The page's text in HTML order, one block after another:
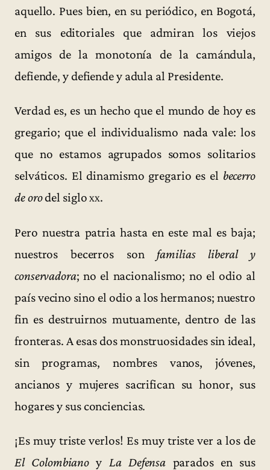
aquello. Pues bien, en su periódico, en Bogotá,
en sus editoriales que admiran los viejos
amigos de la monotonía de la camándula,
defiende, y defiende y adula al Presidente.
Verdad es, es un hecho que el mundo de hoy es
gregario; que el individualismo nada vale: los
que no estamos agrupados somos solitarios
selváticos. El dinamismo gregario es el becerro
de orodel sigloxx.
Pero nuestra patria hasta en este mal es baja;
nuestros becerros son familias liberal y
conservadora; no el nacionalismo; no el odio al
país vecino sino el odio a los hermanos; nuestro
fin es destruirnos mutuamente, dentro de las
fronteras. A esas dos monstruosidades sin ideal,
sin programas, nombres vanos, jóvenes,
ancianos y mujeres sacrifican su honor, sus
hogares y sus conciencias.
¡Es muy triste verlos! Es muy triste ver a los de
El Colombiano y La Defensa parados en sus